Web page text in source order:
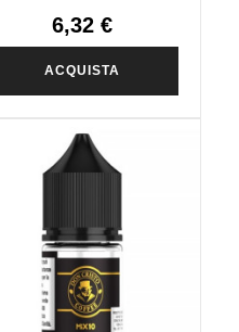
6,32 €
ACQUISTA